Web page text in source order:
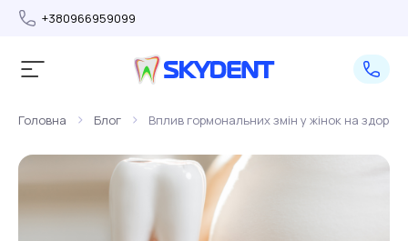
+380966959099
Головна > Блог > Вплив гормональних змін у жінок на